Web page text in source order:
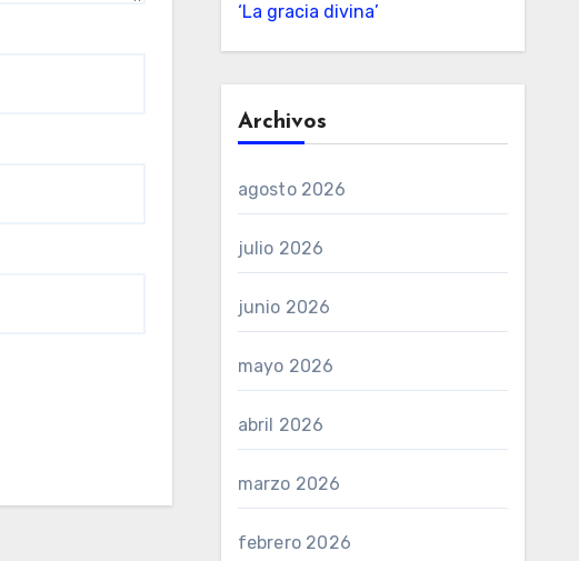
‘La gracia divina’
Archivos
agosto 2026
julio 2026
junio 2026
mayo 2026
abril 2026
marzo 2026
febrero 2026